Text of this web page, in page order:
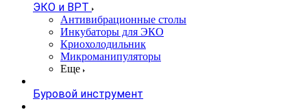
ЭКО и ВРТ
Антивибрационные столы
Инкубаторы для ЭКО
Криохолодильник
Микроманипуляторы
Еще
Буровой инструмент